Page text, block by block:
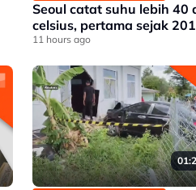
Seoul catat suhu lebih 40
celsius, pertama sejak
11 hours ago